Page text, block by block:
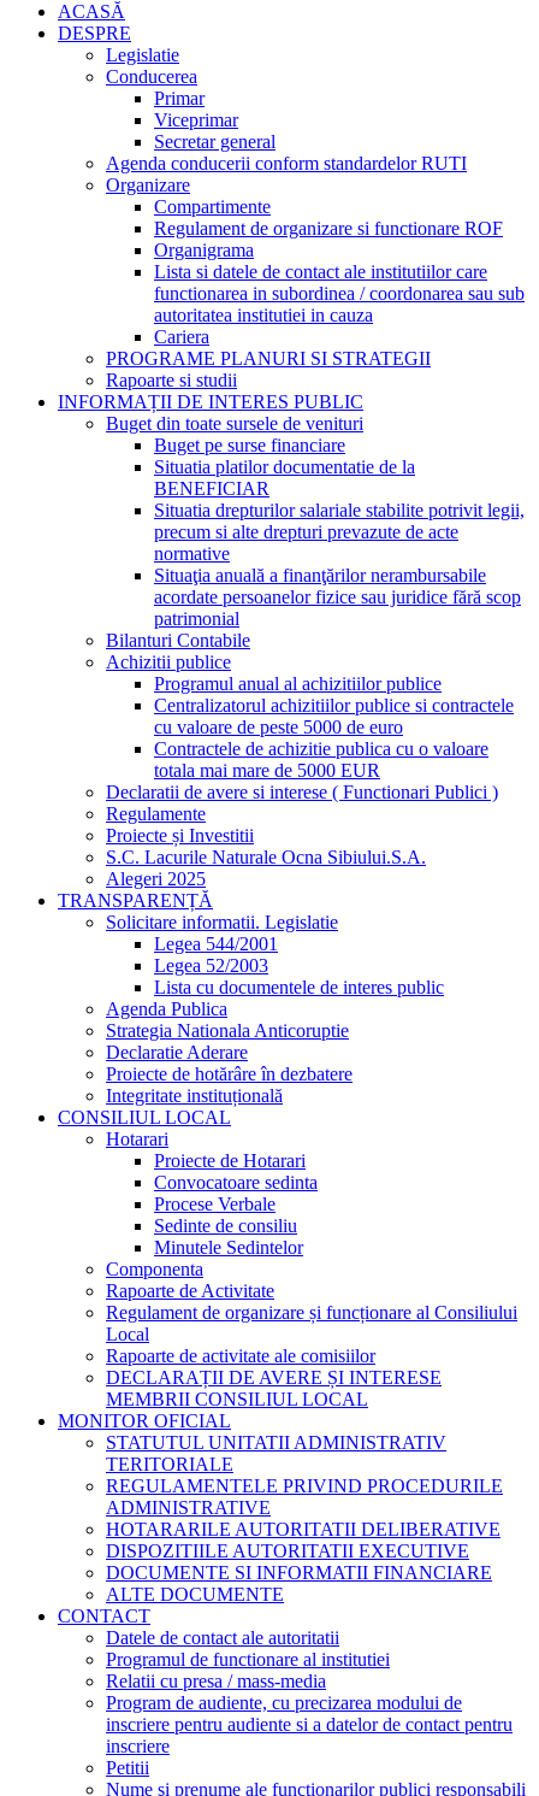
ACASĂ
DESPRE
Legislatie
Conducerea
Primar
Viceprimar
Secretar general
Agenda conducerii conform standardelor RUTI
Organizare
Compartimente
Regulament de organizare si functionare ROF
Organigrama
Lista si datele de contact ale institutiilor care
functionarea in subordinea / coordonarea sau sub
autoritatea institutiei in cauza
Cariera
PROGRAME PLANURI SI STRATEGII
Rapoarte si studii
INFORMAȚII DE INTERES PUBLIC
Buget din toate sursele de venituri
Buget pe surse financiare
Situatia platilor documentatie de la
BENEFICIAR
Situatia drepturilor salariale stabilite potrivit legii,
precum si alte drepturi prevazute de acte
normative
Situaţia anuală a finanţărilor nerambursabile
acordate persoanelor fizice sau juridice fără scop
patrimonial
Bilanturi Contabile
Achizitii publice
Programul anual al achizitiilor publice
Centralizatorul achizitiilor publice si contractele
cu valoare de peste 5000 de euro
Contractele de achizitie publica cu o valoare
totala mai mare de 5000 EUR
Declaratii de avere si interese ( Functionari Publici )
Regulamente
Proiecte și Investitii
S.C. Lacurile Naturale Ocna Sibiului.S.A.
Alegeri 2025
TRANSPARENȚĂ
Solicitare informatii. Legislatie
Legea 544/2001
Legea 52/2003
Lista cu documentele de interes public
Agenda Publica
Strategia Nationala Anticoruptie
Declaratie Aderare
Proiecte de hotărâre în dezbatere
Integritate instituțională
CONSILIUL LOCAL
Hotarari
Proiecte de Hotarari
Convocatoare sedinta
Procese Verbale
Sedinte de consiliu
Minutele Sedintelor
Componenta
Rapoarte de Activitate
Regulament de organizare și funcționare al Consiliului
Local
Rapoarte de activitate ale comisiilor
DECLARAȚII DE AVERE ȘI INTERESE
MEMBRII CONSILIUL LOCAL
MONITOR OFICIAL
STATUTUL UNITATII ADMINISTRATIV
TERITORIALE
REGULAMENTELE PRIVIND PROCEDURILE
ADMINISTRATIVE
HOTARARILE AUTORITATII DELIBERATIVE
DISPOZITIILE AUTORITATII EXECUTIVE
DOCUMENTE SI INFORMATII FINANCIARE
ALTE DOCUMENTE
CONTACT
Datele de contact ale autoritatii
Programul de functionare al institutiei
Relatii cu presa / mass-media
Program de audiente, cu precizarea modului de
inscriere pentru audiente si a datelor de contact pentru
inscriere
Petitii
Nume şi prenume ale funcţionarilor publici responsabili